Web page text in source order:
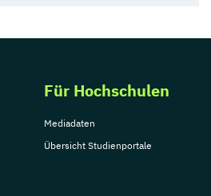
Für Hochschulen
Mediadaten
Übersicht Studienportale